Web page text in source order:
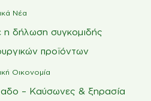
Νέα
η δήλωση συγκομιδής
προϊόντων
Οικονομία
– Καύσωνες & ξηρασία